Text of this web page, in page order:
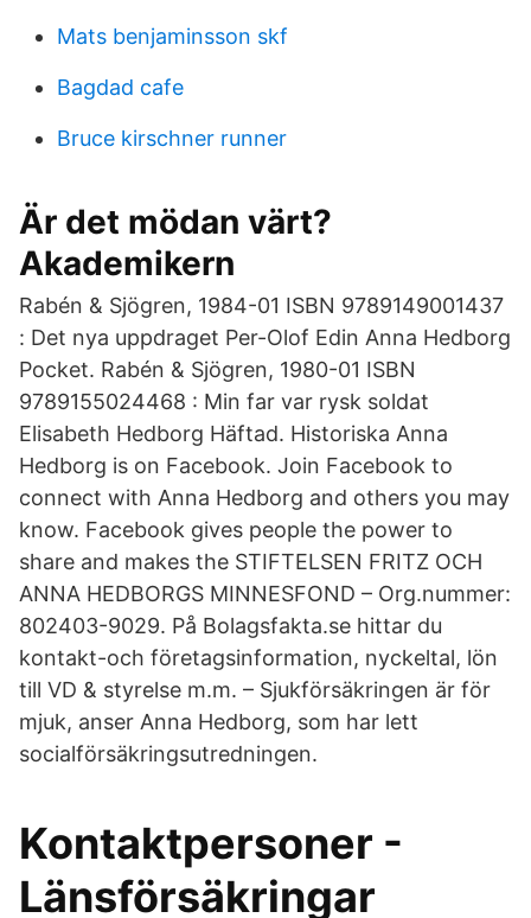
Mats benjaminsson skf
Bagdad cafe
Bruce kirschner runner
Är det mödan värt?
Akademikern
Rabén & Sjögren, 1984-01 ISBN 9789149001437
: Det nya uppdraget Per-Olof Edin Anna Hedborg
Pocket. Rabén & Sjögren, 1980-01 ISBN
9789155024468 : Min far var rysk soldat
Elisabeth Hedborg Häftad. Historiska Anna
Hedborg is on Facebook. Join Facebook to
connect with Anna Hedborg and others you may
know. Facebook gives people the power to
share and makes the STIFTELSEN FRITZ OCH
ANNA HEDBORGS MINNESFOND – Org.nummer:
802403-9029. På Bolagsfakta.se hittar du
kontakt-och företagsinformation, nyckeltal, lön
till VD & styrelse m.m. – Sjukförsäkringen är för
mjuk, anser Anna Hedborg, som har lett
socialförsäkringsutredningen.
Kontaktpersoner -
Länsförsäkringar